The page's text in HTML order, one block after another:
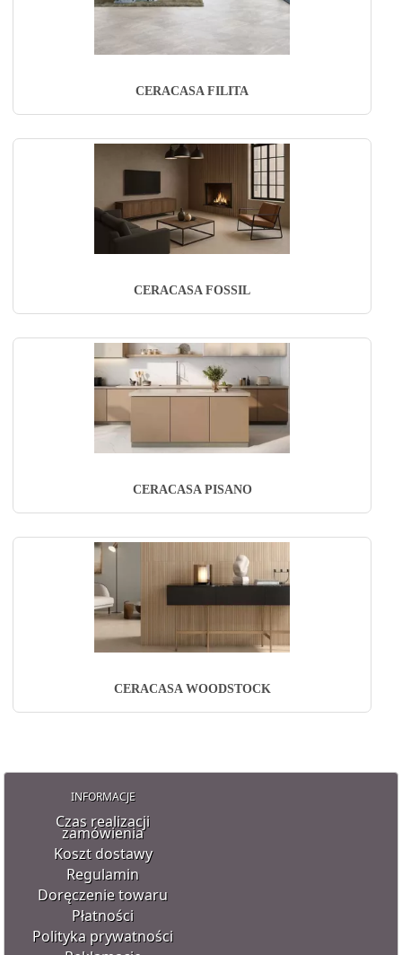
CERACASA FILITA
CERACASA FOSSIL
CERACASA PISANO
CERACASA WOODSTOCK
INFORMACJE
Czas realizacji
zamówienia
Koszt dostawy
Regulamin
Doręczenie towaru
Płatności
Polityka prywatności